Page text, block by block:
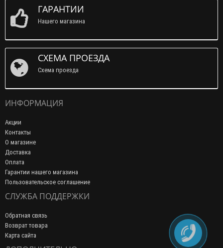
ГАРАНТИИ
Нашего магазина
СХЕМА ПРОЕЗДА
Схема проезда
ИНФОРМАЦИЯ
Акции
Контакты
О магазине
Доставка
Оплата
Гарантии нашего магазина
Пользовательское соглашение
СЛУЖБА ПОДДЕРЖКИ
Обратная связь
Возврат товара
Карта сайта